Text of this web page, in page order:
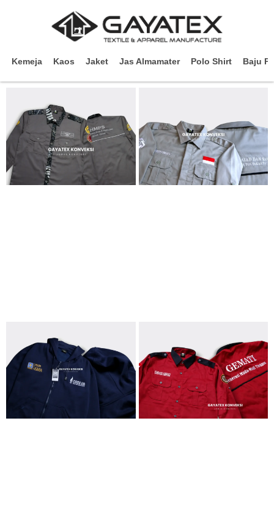
Kemeja Kaos Jaket Jas Almamater Polo Shirt Baju